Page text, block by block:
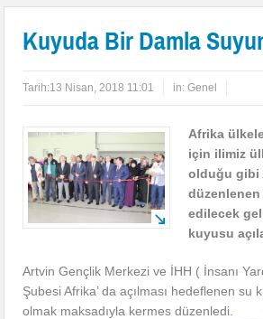
Kuyuda Bir Damla
Tarih:13 Nisan, 2018 11:01 in:Genel
Afrika
için ilimiz
olduğu gibi
edilecek
kuyusu
Artvin Gençlik Merkezi ve İHH ( İnsanı
Şubesi Afrika’ da açılması hedeflenen su
olmak maksadıyla kermes düzenledi.